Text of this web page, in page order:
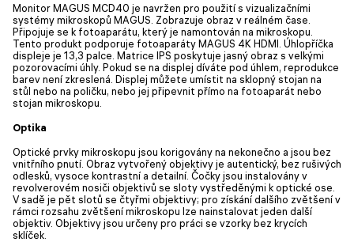
Monitor MAGUS MCD40 je navržen pro použití s vizualizačními
systémy mikroskopů MAGUS. Zobrazuje obraz v reálném čase.
Připojuje se k fotoaparátu, který je namontován na mikroskopu.
Tento produkt podporuje fotoaparáty MAGUS 4K HDMI. Úhlopříčka
displeje je 13,3 palce. Matrice IPS poskytuje jasný obraz s velkými
pozorovacími úhly. Pokud se na displej díváte pod úhlem, reprodukce
barev není zkreslená. Displej můžete umístit na sklopný stojan na
stůl nebo na poličku, nebo jej připevnit přímo na fotoaparát nebo
stojan mikroskopu.
Optika
Optické prvky mikroskopu jsou korigovány na nekonečno a jsou bez
vnitřního pnutí. Obraz vytvořený objektivy je autentický, bez rušivých
odlesků, vysoce kontrastní a detailní. Čočky jsou instalovány v
revolverovém nosiči objektivů se sloty vystředěnými k optické ose.
V sadě je pět slotů se čtyřmi objektivy; pro získání dalšího zvětšení v
rámci rozsahu zvětšení mikroskopu lze nainstalovat jeden další
objektiv. Objektivy jsou určeny pro práci se vzorky bez krycích
sklíček.